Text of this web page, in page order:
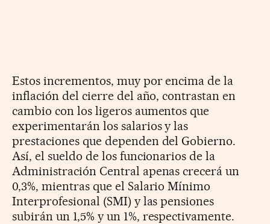
Estos incrementos, muy por encima de la
inflación del cierre del año, contrastan en
cambio con los ligeros aumentos que
experimentarán los salarios y las
prestaciones que dependen del Gobierno.
Así, el sueldo de los funcionarios de la
Administración Central apenas crecerá un
0,3%, mientras que el Salario Mínimo
Interprofesional (SMI) y las pensiones
subirán un 1,5% y un 1%, respectivamente.